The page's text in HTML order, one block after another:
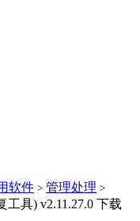
软件 > 管理处理 >
工具) v2.11.27.0 下载